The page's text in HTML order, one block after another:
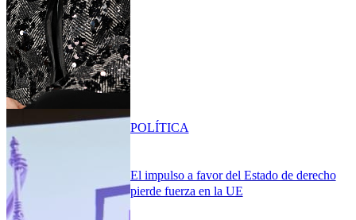
El impulso a favor del Estado de derecho
pierde fuerza en la UE
POLÍTICA